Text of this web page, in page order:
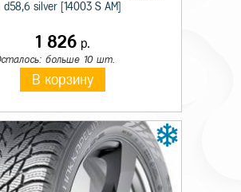
63,35
Антрацитовый
d58,6 silver [14003 S AM]
1 826р.
больше 10 шт.
В корзину